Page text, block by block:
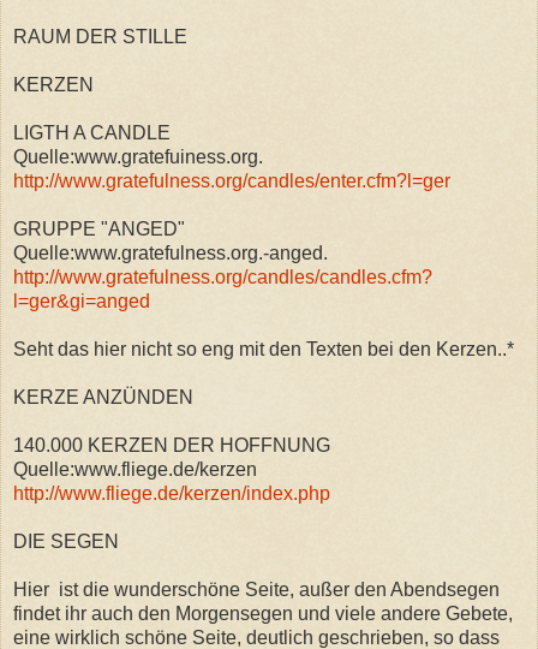
RAUM DER STILLE
KERZEN
LIGTH A CANDLE
Quelle:www.gratefuiness.org.
http://www.gratefulness.org/candles/enter.cfm?l=ger
GRUPPE "ANGED"
Quelle:www.gratefulness.org.-anged.
http://www.gratefulness.org/candles/candles.cfm?
l=ger&gi=anged
Seht das hier nicht so eng mit den Texten bei den Kerzen..*
KERZE ANZÜNDEN
140.000 KERZEN DER HOFFNUNG
Quelle:www.fliege.de/kerzen
http://www.fliege.de/kerzen/index.php
DIE SEGEN
Hier ist die wunderschöne Seite, außer den Abendsegen
findet ihr auch den Morgensegen und viele andere Gebete,
eine wirklich schöne Seite, deutlich geschrieben, so dass